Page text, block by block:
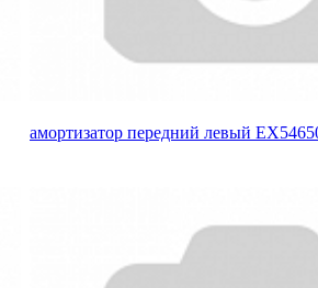
амортизатор передний левый